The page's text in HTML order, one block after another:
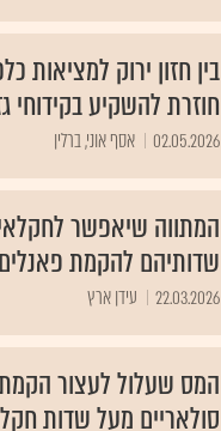
בין חזון ירוק למציאות
חוזרת להשקיע בקידוחי
02.05.2026 אסף אוני, ברלין
המתווה שיאפשר
שדותיהם להקמת
22.03.2026 עידן ארץ
המס שעלול לעצור
סולאריים מעל שדות